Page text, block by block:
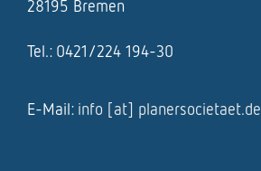
28195 Bremen
Tel.: 0421/224 194-30
E-Mail: info [at] planersocietaet.de